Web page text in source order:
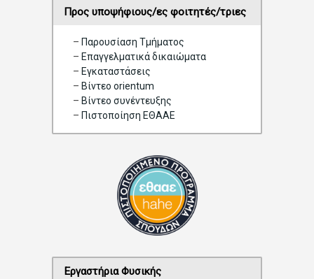
Προς υποψήφιους/ες φοιτητές/τριες
– Παρουσίαση Τμήματος
– Επαγγελματικά δικαιώματα
– Eγκαταστάσεις
– Βίντεο orientum
– Bίντεο συνέντευξης
– Πιστοποίηση ΕΘΑΑΕ
Εργαστήρια Φυσικής